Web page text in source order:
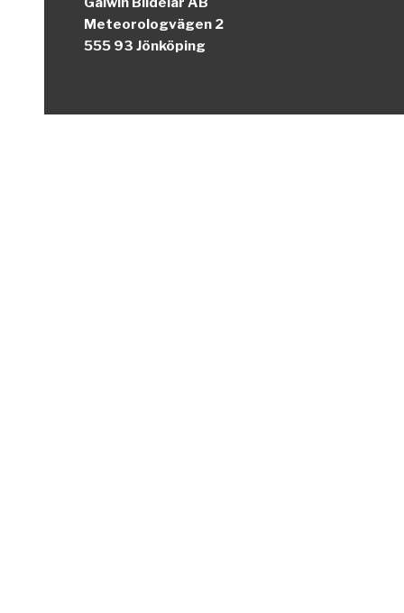
Meteorologvägen 2
555 93 Jönköping